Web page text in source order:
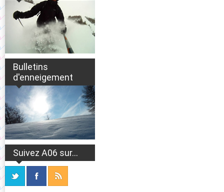
Bulletins
d'enneigement
Suivez A06 sur...